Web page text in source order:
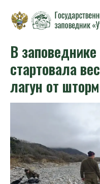
В
стартовала
лагун от